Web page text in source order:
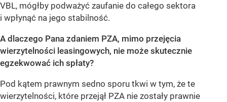
VBL, mógłby podważyć zaufanie do całego sektora
i wpłynąć na jego stabilność.
A dlaczego Pana zdaniem PZA, mimo przejęcia
wierzytelności leasingowych, nie może skutecznie
egzekwować ich spłaty?
Pod kątem prawnym sedno sporu tkwi w tym, że te
wierzytelności, które przejął PZA nie zostały prawnie